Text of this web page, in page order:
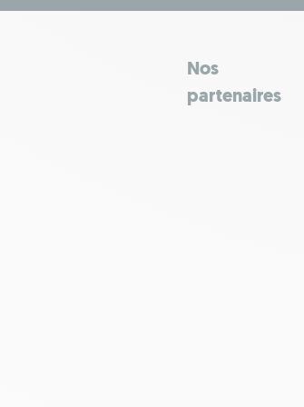
Nos
partenaires